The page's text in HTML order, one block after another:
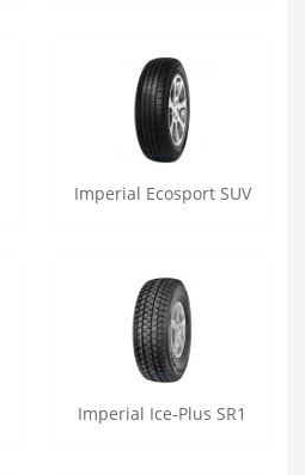
Imperial Ecosport SUV
Imperial Ice-Plus SR1